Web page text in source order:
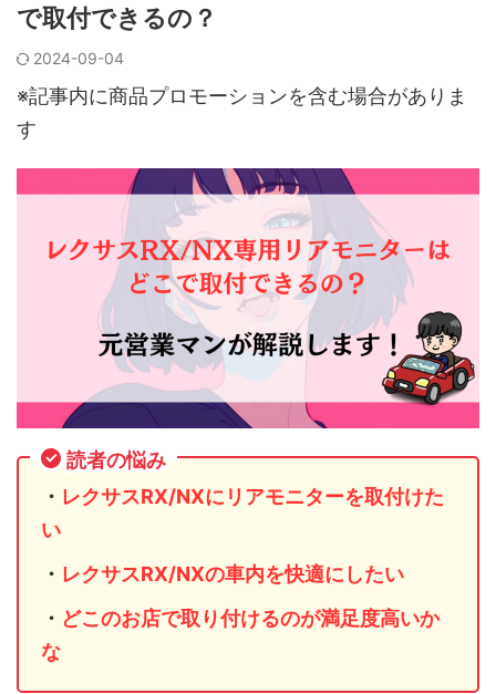
で取付できるの？
2024-09-04
※記事内に商品プロモーションを含む場合がありま
す
読者の悩み
・ レクサスRX/NXにリアモニターを取付けた
い
・ レクサスRX/NXの車内を快適にしたい
・ どこのお店で取り付けるのが満足度高いか
な